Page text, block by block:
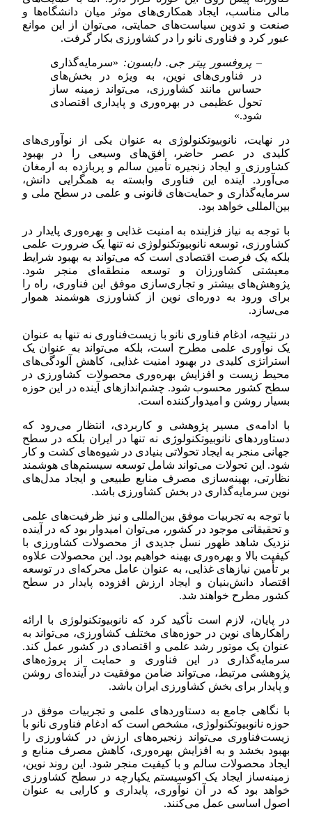
مالی مناسب، ایجاد همکاری‌های موثر میان دانشگاه‌ها و
صنعت و تدوین سیاست‌های حمایتی، می‌توان از این موانع
عبور کرد و فناوری نانو را در کشاورزی بکار گرفت.
– پروفسور پیتر جی. دابسون: «سرمایه‌گذاری
در فناوری‌های نوین، به ویژه در بخش‌های
حساس مانند کشاورزی، می‌تواند زمینه ساز
تحول عظیمی در بهره‌وری و پایداری اقتصادی
شود.»
در نهایت، نانوبیوتکنولوژی به عنوان یکی از نوآوری‌های
کلیدی در عصر حاضر، افق‌های وسیعی را در بهبود
کشاورزی و ایجاد زنجیره تأمین سالم و پربازده به ارمغان
می‌آورد. آینده این فناوری وابسته به همگرایی دانش،
سرمایه‌گذاری و حمایت‌های قانونی و علمی در سطح ملی و
بین‌المللی خواهد بود.
با توجه به نیاز فزاینده به امنیت غذایی و بهره‌وری پایدار در
کشاورزی، توسعه نانوبیوتکنولوژی نه تنها یک ضرورت علمی
بلکه یک فرصت اقتصادی است که می‌تواند به بهبود شرایط
معیشتی کشاورزان و توسعه منطقه‌ای منجر شود.
پژوهش‌های بیشتر و تجاری‌سازی موفق این فناوری، راه را
برای ورود به دوره‌ای نوین از کشاورزی هوشمند هموار
می‌سازد.
در نتیجه، ادغام فناوری نانو با زیست‌فناوری نه تنها به عنوان
یک نوآوری علمی مطرح است، بلکه می‌تواند به عنوان یک
استراتژی کلیدی در بهبود امنیت غذایی، کاهش آلودگی‌های
محیط زیست و افزایش بهره‌وری محصولات کشاورزی در
سطح کشور محسوب شود. چشم‌اندازهای آینده در این حوزه
بسیار روشن و امیدوارکننده است.
با ادامه‌ی مسیر پژوهشی و کاربردی، انتظار می‌رود که
دستاوردهای نانوبیوتکنولوژی نه تنها در ایران بلکه در سطح
جهانی منجر به ایجاد تحولاتی بنیادی در شیوه‌های کشت و کار
شود. این تحولات می‌تواند شامل توسعه سیستم‌های هوشمند
نظارتی، بهینه‌سازی مصرف منابع طبیعی و ایجاد مدل‌های
نوین سرمایه‌گذاری در بخش کشاورزی باشد.
با توجه به تجربیات موفق بین‌المللی و نیز ظرفیت‌های علمی
و تحقیقاتی موجود در کشور، می‌توان امیدوار بود که در آینده
نزدیک شاهد ظهور نسل جدیدی از محصولات کشاورزی با
کیفیت بالا و بهره‌وری بهینه خواهیم بود. این محصولات علاوه
بر تأمین نیازهای غذایی، به عنوان عامل محرکه‌ای در توسعه
اقتصاد دانش‌بنیان و ایجاد ارزش افزوده پایدار در سطح
کشور مطرح خواهند شد.
در پایان، لازم است تأکید کرد که نانوبیوتکنولوژی با ارائه
راهکارهای نوین در حوزه‌های مختلف کشاورزی، می‌تواند به
عنوان یک موتور رشد علمی و اقتصادی در کشور عمل کند.
سرمایه‌گذاری در این فناوری و حمایت از پروژه‌های
پژوهشی مرتبط، می‌تواند ضامن موفقیت در آینده‌ای روشن
و پایدار برای بخش کشاورزی ایران باشد.
با نگاهی جامع به دستاوردهای علمی و تجربیات موفق در
حوزه نانوبیوتکنولوژی، مشخص است که ادغام فناوری نانو با
زیست‌فناوری می‌تواند زنجیره‌های ارزش در کشاورزی را
بهبود بخشد و به افزایش بهره‌وری، کاهش مصرف منابع و
ایجاد محصولات سالم و با کیفیت منجر شود. این روند نوین،
زمینه‌ساز ایجاد یک اکوسیستم یکپارچه در سطح کشاورزی
خواهد بود که در آن نوآوری، پایداری و کارایی به عنوان
اصول اساسی عمل می‌کنند.